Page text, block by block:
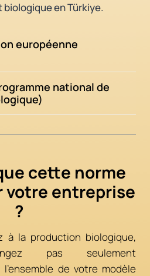
en Türkiye.
européenne
national de
cette norme
votre entreprise
?
à la production biologique,
pas seulement
l’ensemble de votre modèle